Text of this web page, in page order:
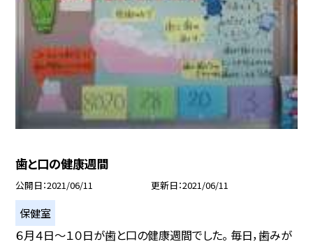
歯と口の健康週間
公開日 2021/06/11 更新日 2021/06/11
保健室
６月４日〜１０日が歯と口の健康週間でした。 毎日，歯みが